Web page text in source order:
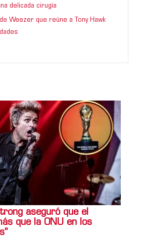
delicada cirugía
Weezer que reúne a Tony Hawk
aseguró que el
que la ONU en los